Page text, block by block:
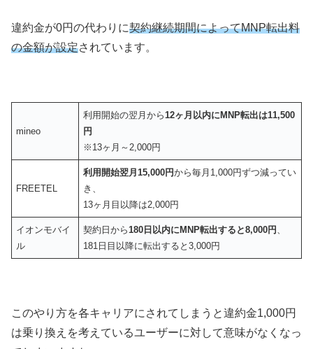
違約金が0円の代わりに契約継続期間によってMNP転出料
の金額が設定されています。
mineo
利用開始の翌月から 12ヶ月以内にMNP転出は11,500
円
※13ヶ月～2,000円
FREETEL
利用開始翌月15,000円から毎月1,000円ずつ減ってい
き、
13ヶ月目以降は2,000円
イオンモバイ
ル
契約日から 180日以内にMNP転出すると8,000円
181日目以降に転出すると3,000円
このやり方を各キャリアにされてしまうと違約金1,000円
は乗り換えを考えているユーザーに対して意味がなくなっ